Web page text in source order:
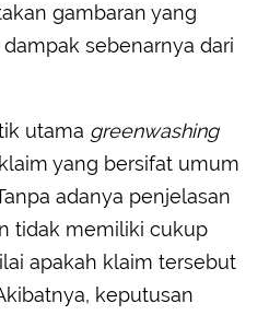
gambaran yang
sebenarnya dari
utama greenwashing
yang bersifat umum
adanya penjelasan
tidak memiliki cukup
apakah klaim tersebut
keputusan